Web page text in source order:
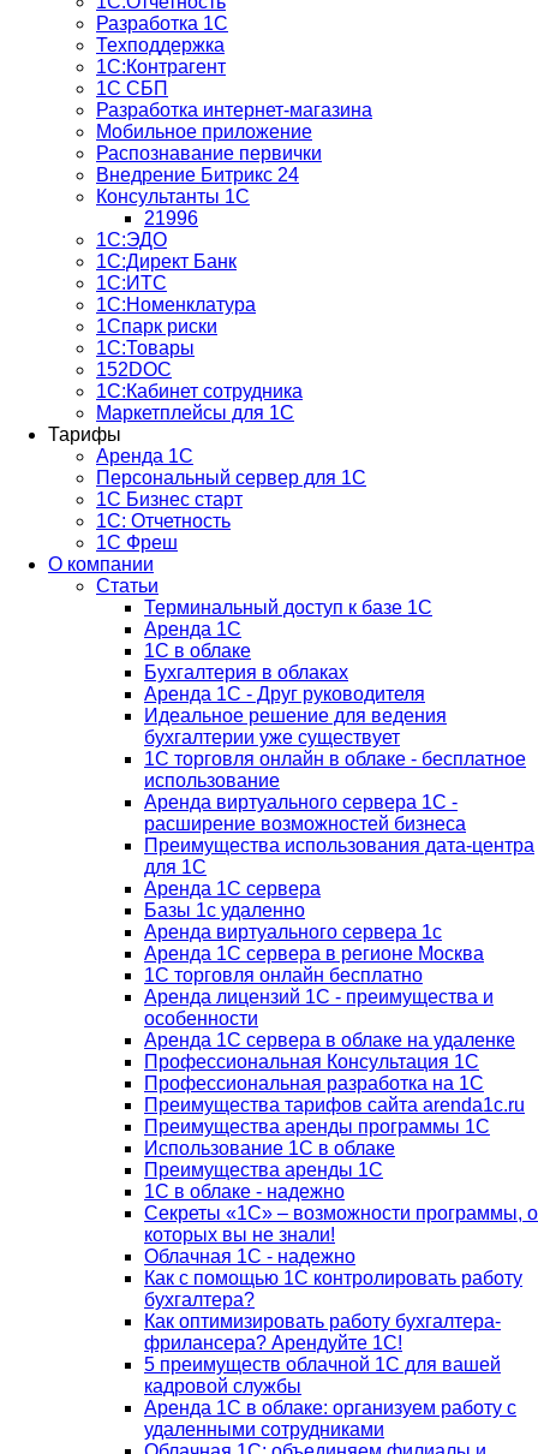
Разработка 1С
Техподдержка
1С:Контрагент
1С СБП
Разработка интернет-магазина
Мобильное приложение
Распознавание первички
Внедрение Битрикс 24
Консультанты 1С
21996
1С:ЭДО
1С:Директ Банк
1С:ИТС
1С:Номенклатура
1Спарк риски
1С:Товары
152DOC
1С:Кабинет сотрудника
Маркетплейсы для 1С
Тарифы
Аренда 1С
Персональный сервер для 1С
1С Бизнес старт
1С: Отчетность
1C Фреш
О компании
Статьи
Терминальный доступ к базе 1С
Аренда 1С
1С в облаке
Бухгалтерия в облаках
Аренда 1С - Друг руководителя
Идеальное решение для ведения
бухгалтерии уже существует
1С торговля онлайн в облаке - бесплатное
использование
Аренда виртуального сервера 1С -
расширение возможностей бизнеса
Преимущества использования дата-центра
для 1С
Аренда 1С сервера
Базы 1с удаленно
Аренда виртуального сервера 1с
Аренда 1С сервера в регионе Москва
1С торговля онлайн бесплатно
Аренда лицензий 1С - преимущества и
особенности
Аренда 1С сервера в облаке на удаленке
Профессиональная Консультация 1С
Профессиональная разработка на 1С
Преимущества тарифов сайта arenda1c.ru
Преимущества аренды программы 1С
Использование 1С в облаке
Преимущества аренды 1С
1С в облаке - надежно
Секреты «1С» – возможности программы, о
которых вы не знали!
Облачная 1С - надежно
Как с помощью 1С контролировать работу
бухгалтера?
Как оптимизировать работу бухгалтера-
фрилансера? Арендуйте 1С!
5 преимуществ облачной 1С для вашей
кадровой службы
Аренда 1С в облаке: организуем работу с
удаленными сотрудниками